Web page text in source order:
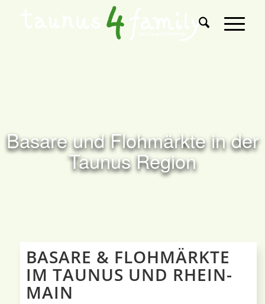
Basare und Flohmärkte in der
Taunus Region
BASARE & FLOHMÄRKTE
IM TAUNUS UND RHEIN-
MAIN